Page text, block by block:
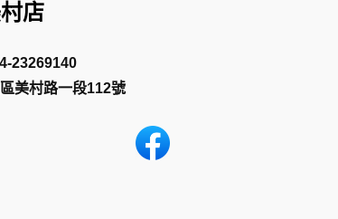
店
23269140
美村路一段112號